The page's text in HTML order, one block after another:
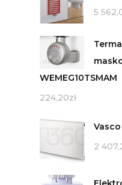
5
WEMEG10TSMAM
224,20zł
2